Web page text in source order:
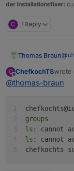
der Installationsfixer:
C 1 Reply
Thomas Braun@
ls
C
Offline
ChefkochTSwrote
last
@thomas-braun
groups
ls : cannot
ls : cannot
chefkochts